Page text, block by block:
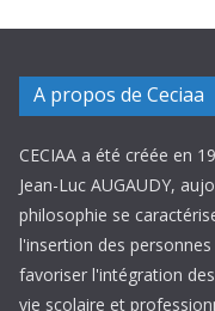
A propos de Ceciaa
CECIAA a été créée en
Jean-Luc AUGAUDY,
philosophie se
l'insertion des
favoriser l'intégration
vie scolaire et